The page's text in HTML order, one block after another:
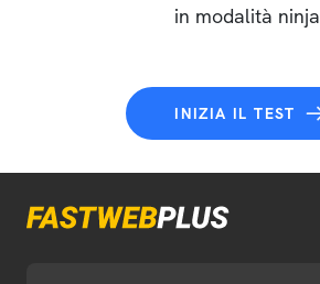
in modalità ninja
INIZIA IL TEST